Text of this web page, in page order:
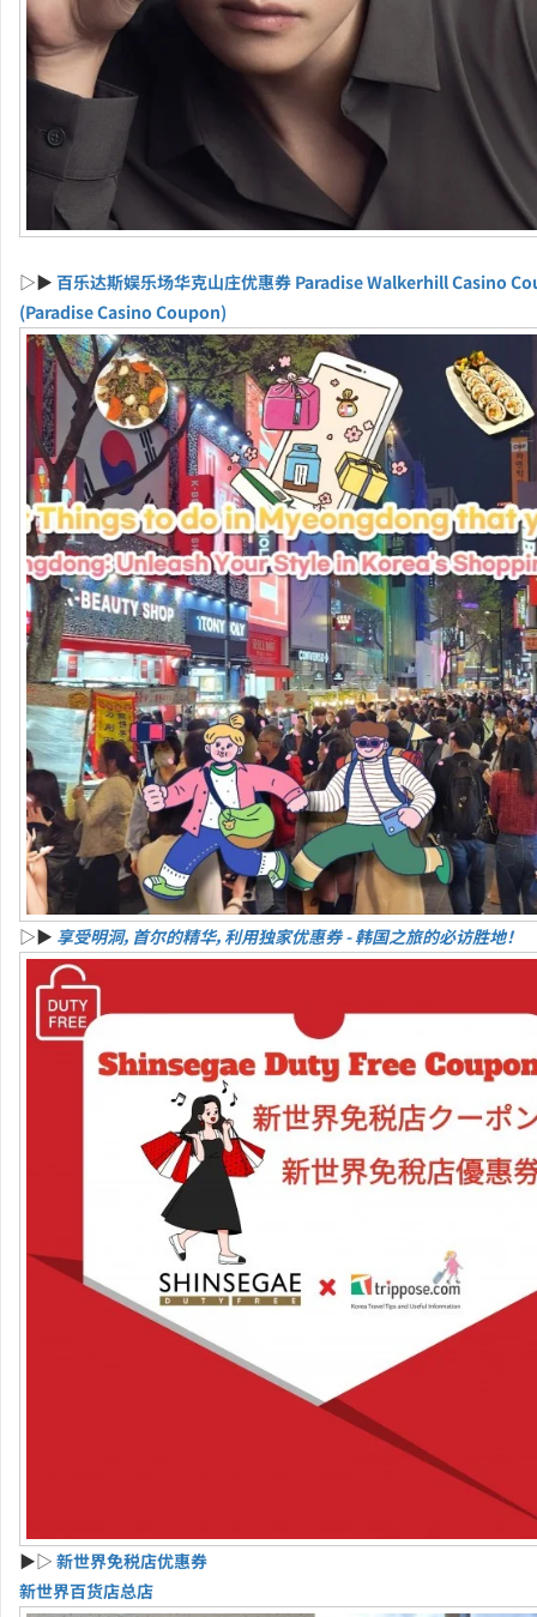
▷▶ 百乐达斯娱乐场华克山庄优惠券 Paradise Walkerhill Casino
(Paradise Casino Coupon)
▷▶ 享受明洞，首尔的精华，利用独家优惠券 - 韩国之旅的必访胜地！
▶▷ 新世界免税店优惠券
新世界百货店总店